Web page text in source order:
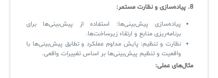
8. پیاده‌سازی و نظارت مستمر:
پیاده‌سازی پیش‌بینی‌ها: استفاده از پیش‌بینی‌ها برای
برنامه‌ریزی منابع و ارتقاء زیرساخت‌ها.
نظارت و تنظیم: پایش مداوم عملکرد و تطابق پیش‌بینی‌ها با
واقعیت و تنظیم پیش‌بینی‌ها بر اساس تغییرات واقعی.
مثال‌های عملی: